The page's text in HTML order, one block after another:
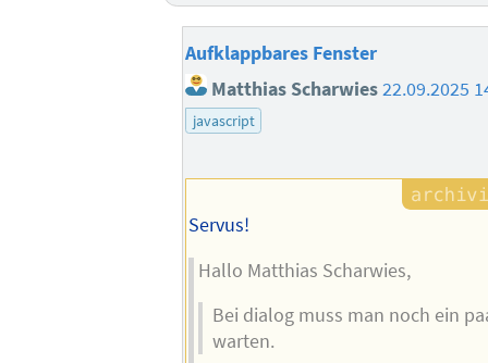
Aufklappbares Fenster
Matthias Scharwies22.09.2025
javascript
Servus!
Hallo Matthias Scharwies,
Bei dialog muss man noch ein
warten.